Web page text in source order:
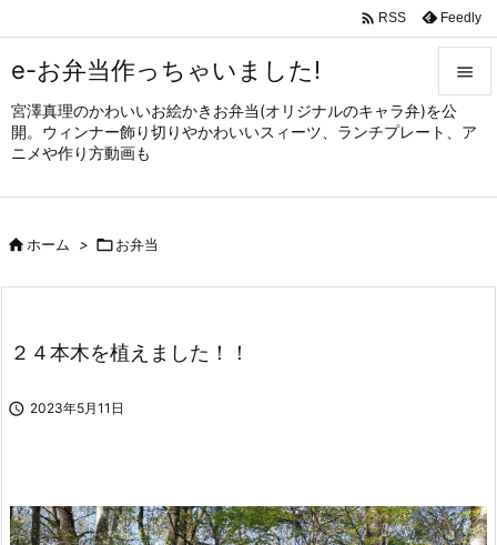
e-お弁当作っちゃいました!
宮澤真理のかわいいお絵かきお弁当(オリジナルのキャラ弁)を公
開。ウィンナー飾り切りやかわいいスィーツ、ランチプレート、ア
ニメや作り方動画も


メニュ
サイド

 RSS Feedly
ホーム > お弁当
２４本木を植えました！！
 2023年5月11日